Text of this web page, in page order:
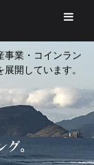
事業・コインラン
開しています。